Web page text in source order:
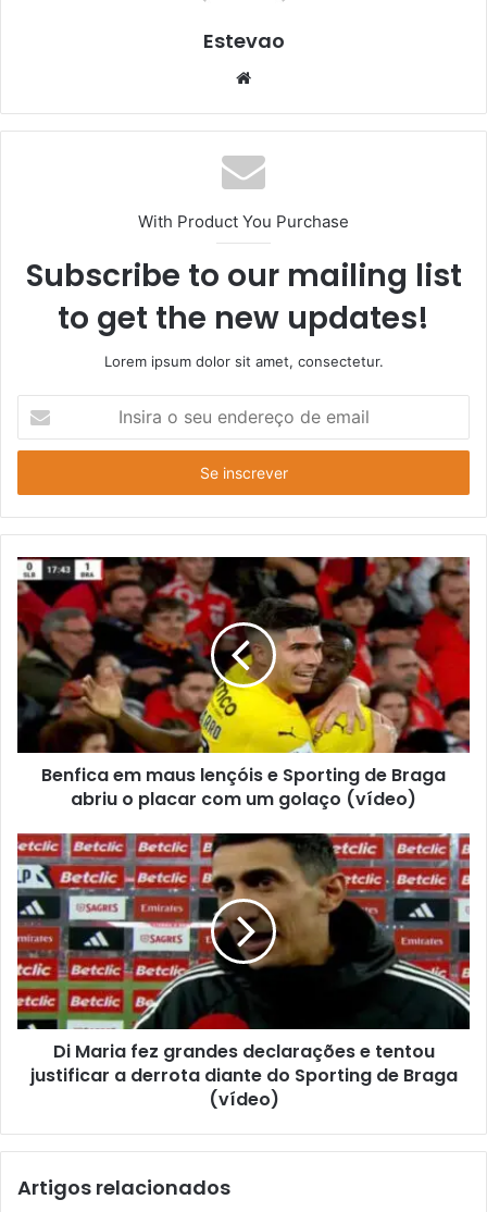
Estevao
Website
With Product You Purchase
Subscribe to our mailing list
to get the new updates!
Lorem ipsum dolor sit amet, consectetur.
seu
de
email
Benfica em maus lençóis e Sporting de Braga
abriu o placar com um golaço (vídeo)
Di Maria fez grandes declarações e tentou
justificar a derrota diante do Sporting de Braga
(vídeo)
Artigos relacionados